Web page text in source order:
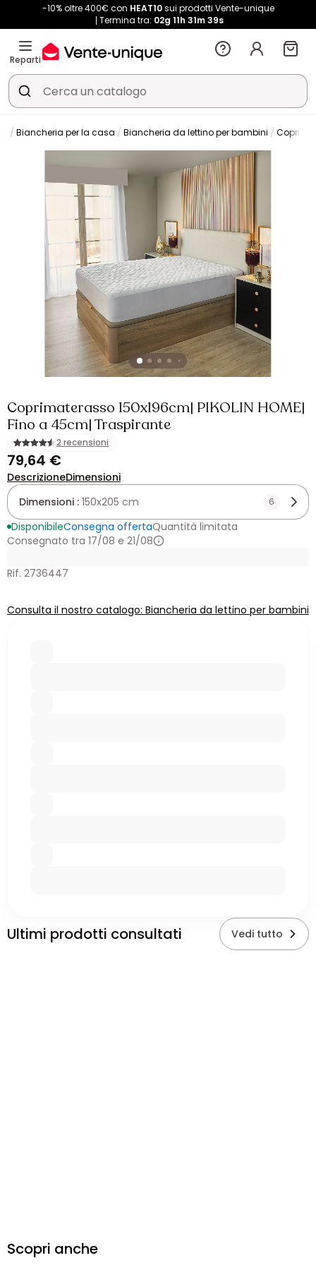
-10% oltre 400€ con HEAT10sui prodotti Vente-unique
Termina tra: 02g 11h 31m 39s
Reparti
Biancheria per la casa Biancheria da lettino per bambini
Coprimaterasso 150x196cm| PIKOLIN HOME|
Fino a 45cm| Traspirante
2 recensioni
79,64 €
DescrizioneDimensioni
Dimensioni : 150x205 cm 6
DisponibileConsegna offertaQuantità limitata
Consegnato tra 17/08 e 21/08
Rif. 2736447
Consulta il nostro catalogo: Biancheria da lettino per bambini
Ultimi prodotti consultati Vedi tutto
Scopri anche